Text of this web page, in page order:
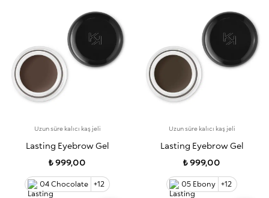
Uzun süre kalıcı kaş jeli
Lasting Eyebrow Gel
₺ 999,00
04 Chocolate +12
Uzun süre kalıcı kaş jeli
Lasting Eyebrow Gel
₺ 999,00
05 Ebony +12